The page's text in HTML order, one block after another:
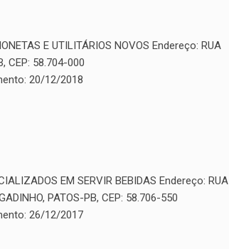
E UTILITÁRIOS NOVOS Endereço: RUA
CEP: 58.704-000
20/12/2018
EM SERVIR BEBIDAS Endereço: RUA
PATOS-PB, CEP: 58.706-550
26/12/2017